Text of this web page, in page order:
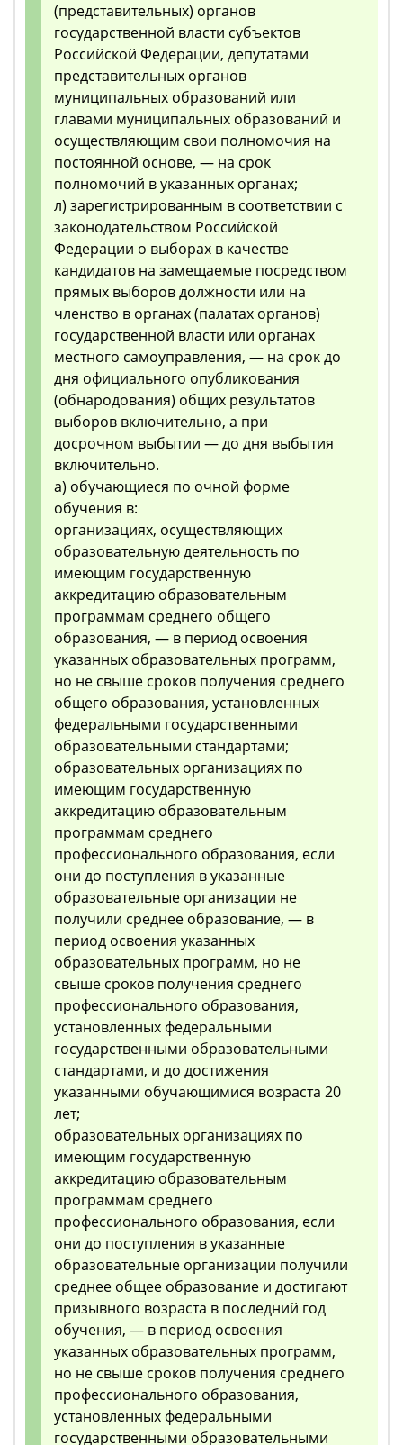
(представительных) органов
государственной власти субъектов
Российской Федерации, депутатами
представительных органов
муниципальных образований или
главами муниципальных образований и
осуществляющим свои полномочия на
постоянной основе, — на срок
полномочий в указанных органах;
л) зарегистрированным в соответствии с
законодательством Российской
Федерации о выборах в качестве
кандидатов на замещаемые посредством
прямых выборов должности или на
членство в органах (палатах органов)
государственной власти или органах
местного самоуправления, — на срок до
дня официального опубликования
(обнародования) общих результатов
выборов включительно, а при
досрочном выбытии — до дня выбытия
включительно.
а) обучающиеся по очной форме
обучения в:
организациях, осуществляющих
образовательную деятельность по
имеющим государственную
аккредитацию образовательным
программам среднего общего
образования, — в период освоения
указанных образовательных программ,
но не свыше сроков получения среднего
общего образования, установленных
федеральными государственными
образовательными стандартами;
образовательных организациях по
имеющим государственную
аккредитацию образовательным
программам среднего
профессионального образования, если
они до поступления в указанные
образовательные организации не
получили среднее образование, — в
период освоения указанных
образовательных программ, но не
свыше сроков получения среднего
профессионального образования,
установленных федеральными
государственными образовательными
стандартами, и до достижения
указанными обучающимися возраста 20
лет;
образовательных организациях по
имеющим государственную
аккредитацию образовательным
программам среднего
профессионального образования, если
они до поступления в указанные
образовательные организации получили
среднее общее образование и достигают
призывного возраста в последний год
обучения, — в период освоения
указанных образовательных программ,
но не свыше сроков получения среднего
профессионального образования,
установленных федеральными
государственными образовательными